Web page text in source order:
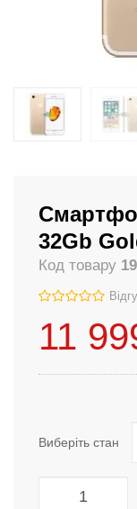
32Gb
Код товару
11
Виберіть стан